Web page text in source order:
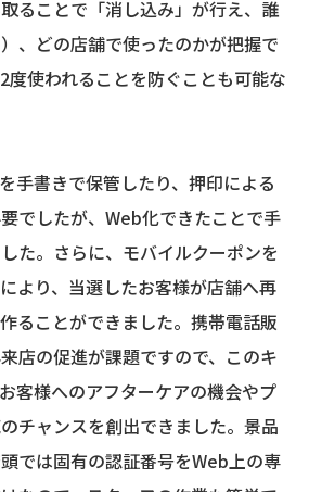
ることで「消し込み」が行え、誰
、どの店舗で使ったのかが把握で
度使われることを防ぐことも可能な
手書きで保管したり、押印による
でしたが、Web化できたことで手
た。さらに、モバイルクーポンを
より、当選したお客様が店舗へ再
ることができました。携帯電話販
店の促進が課題ですので、このキ
客様へのアフターケアの機会やプ
チャンスを創出できました。景品
では固有の認証番号をWeb上の専